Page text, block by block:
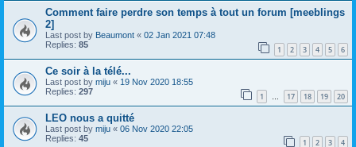
Comment faire perdre son temps à tout un forum [meeblings
2]
Last post by Beaumont « 02 Jan 2021 07:48
Replies: 85 1 2 3 4 5 6
Ce soir à la télé...
Last post by miju « 19 Nov 2020 18:55
Replies: 297 1 … 17 18 19 20
LEO nous a quitté
Last post by miju « 06 Nov 2020 22:05
Replies: 45 1 2 3 4